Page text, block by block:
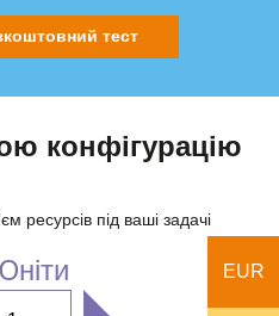
тест
конфігурацію
ресурсів під ваші задачі
EUR